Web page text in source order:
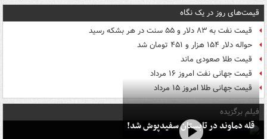
قیمت‌های روز در یک نگاه
قیمت نفت به ۸۳ دلار و ۵۵ سنت در هر بشکه رسید
حواله دلار ۱۵۴ هزار و ۴۵۱ تومان شد
قیمت طلا صعودی ماند
قیمت جهانی نفت امروز ۱۶ مرداد
قیمت جهانی طلا امروز ۱۵ مرداد
فیلم برگزیده
قله دماوند در تابستان سفیدپوش شد!